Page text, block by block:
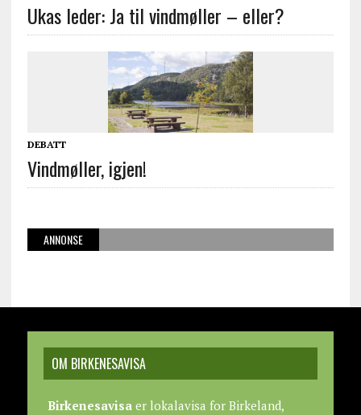
Ukas leder: Ja til vindmøller – eller?
DEBATT
Vindmøller, igjen!
ANNONSE
OM BIRKENESAVISA
Birkenesavisaer lokalavisa for Birkeland,